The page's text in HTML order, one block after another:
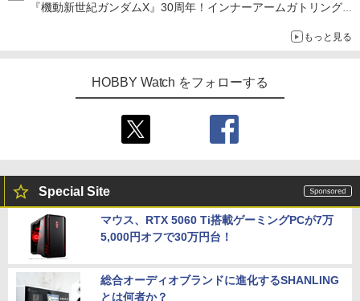
『機動新世紀ガンダムX』30周年！インナーアームガトリングの
もっと見る
HOBBY Watch をフォローする
Special Site
マウス、RTX 5060 Ti搭載ゲーミングPCが7万
5,000円オフで30万円台！
総合オーディオブランドに進化するSHANLING
とは何者か？